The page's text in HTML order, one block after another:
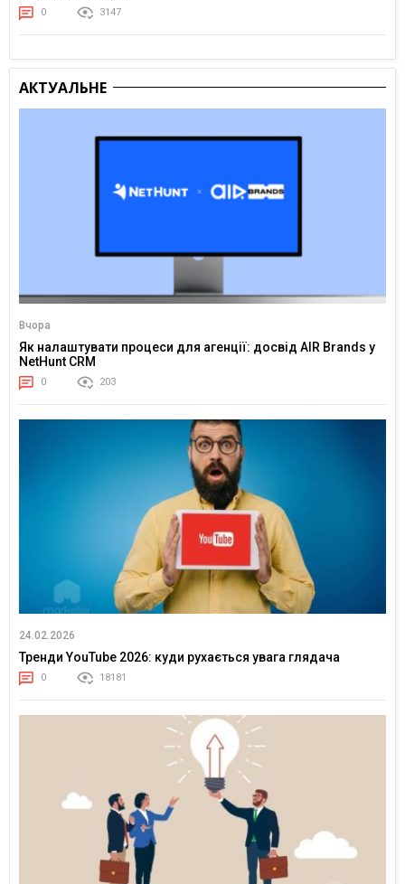
0 3147
АКТУАЛЬНЕ
Вчора
Як налаштувати процеси для агенції: досвід AIR Brands у
NetHunt CRM
0 203
24.02.2026
Тренди YouTube 2026: куди рухається увага глядача
0 18181